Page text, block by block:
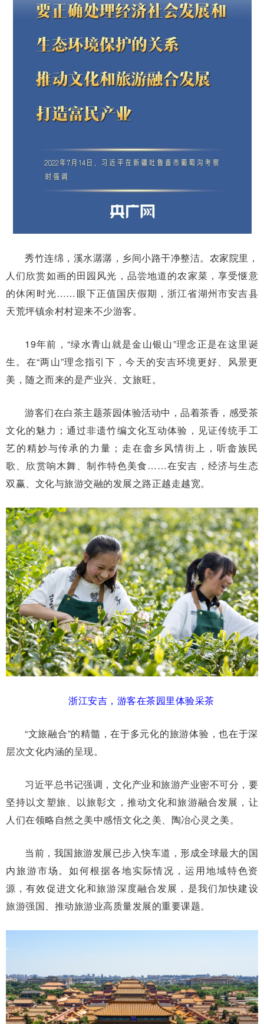
秀竹连绵，溪水潺潺，乡间小路干净整洁。农家院里，
人们欣赏如画的田园风光，品尝地道的农家菜，享受惬意
的休闲时光……眼下正值国庆假期，浙江省湖州市安吉县
天荒坪镇余村村迎来不少游客。
19年前，“绿水青山就是金山银山”理念正是在这里诞
生。在“两山”理念指引下，今天的安吉环境更好、风景更
美，随之而来的是产业兴、文旅旺。
游客们在白茶主题茶园体验活动中，品着茶香，感受茶
文化的魅力；通过非遗竹编文化互动体验，见证传统手工
艺的精妙与传承的力量；走在畲乡风情街上，听畲族民
歌、欣赏响木舞、制作特色美食……在安吉，经济与生态
双赢、文化与旅游交融的发展之路正越走越宽。
浙江安吉，游客在茶园里体验采茶
“文旅融合”的精髓，在于多元化的旅游体验，也在于深
层次文化内涵的呈现。
习近平总书记强调，文化产业和旅游产业密不可分，要
坚持以文塑旅、以旅彰文，推动文化和旅游融合发展，让
人们在领略自然之美中感悟文化之美、陶冶心灵之美。
当前，我国旅游发展已步入快车道，形成全球最大的国
内旅游市场。如何根据各地实际情况，运用地域特色资
源，有效促进文化和旅游深度融合发展，是我们加快建设
旅游强国、推动旅游业高质量发展的重要课题。